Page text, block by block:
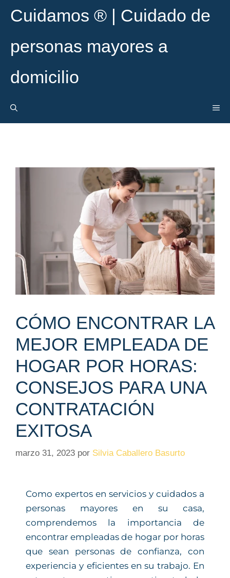
Cuidamos ® | Cuidado de
personas mayores a
domicilio
CÓMO ENCONTRAR LA
MEJOR EMPLEADA DE
HOGAR POR HORAS:
CONSEJOS PARA UNA
CONTRATACIÓN
EXITOSA
marzo 31, 2023 por Silvia Caballero Basurto
Como expertos en servicios y cuidados a
personas mayores en su casa,
comprendemos la importancia de
encontrar empleadas de hogar por horas
que sean personas de confianza, con
experiencia y eficientes en su trabajo. En